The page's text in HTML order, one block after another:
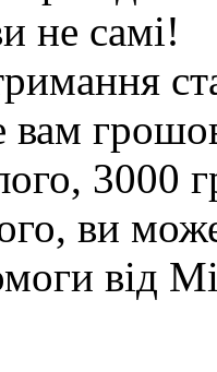
не самі!
вам
3000
ви
від